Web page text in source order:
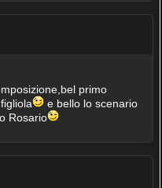
primo
e bello lo scenario
Rosario